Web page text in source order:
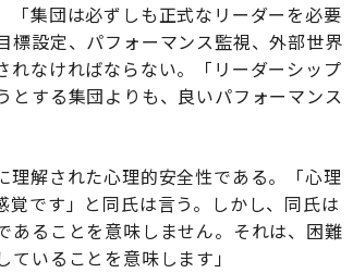
「集団は必ずしも正式なリーダーを必要
標設定、パフォーマンス監視、外部世界
れなければならない。「リーダーシップ
とする集団よりも、良いパフォーマンス
理解された心理的安全性である。「心理
です」と同氏は言う。しかし、同氏は
あることを意味しません。それは、困難
いることを意味します」